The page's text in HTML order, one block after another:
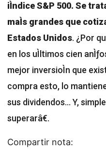
iÌndice S&P 500. Se
maÌs grandes que
Estados Unidos. ¿Por
en los uÌltimos cien
mejor inversioÌn que
compra esto, lo
sus dividendos... Y,
superarâ€.
Compartir nota: